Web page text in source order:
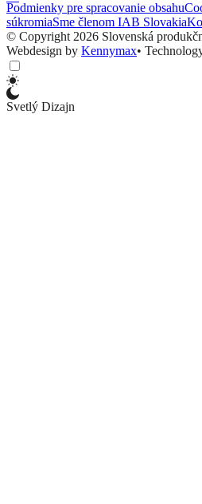
Podmienky pre spracovanie obsahu
súkromiaSme členom IAB Slovakia
© Copyright 2026 Slovenská
Webdesign by Kennymax•
Svetlý Dizajn